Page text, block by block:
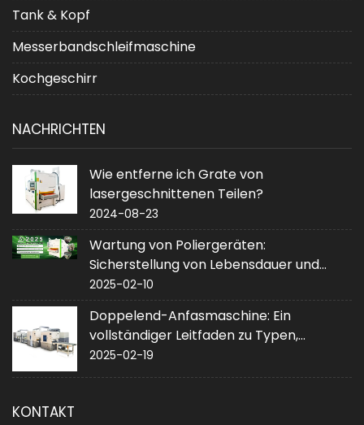
Tank & Kopf
Messerbandschleifmaschine
Kochgeschirr
NACHRICHTEN
Wie entferne ich Grate von
lasergeschnittenen Teilen?
2024-08-23
Wartung von Poliergeräten:
Sicherstellung von Lebensdauer und
Leistung
2025-02-10
Doppelend-Anfasmaschine: Ein
vollständiger Leitfaden zu Typen,
Anwendungen und Kauf
2025-02-19
KONTAKT